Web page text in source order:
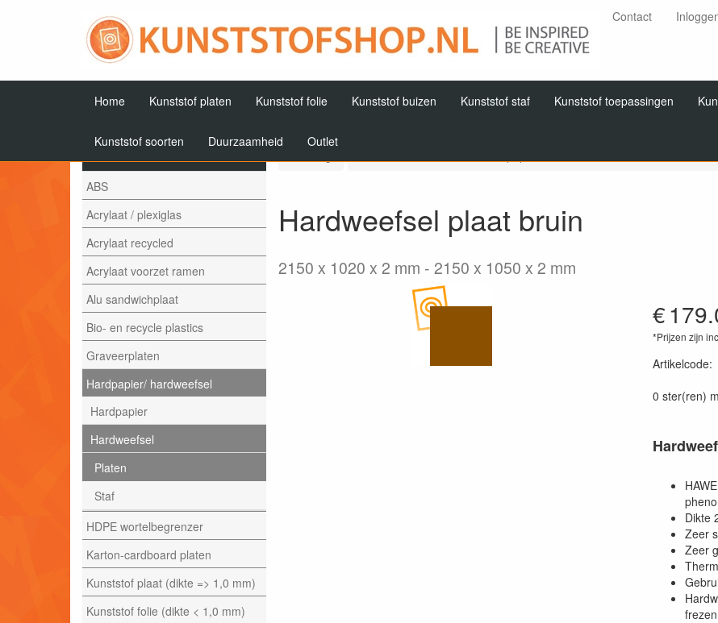
Contact
Home Kunststof platen Kunststof folie Kunststof buizen Kunststof staf Kunststof toepassingen
Kunststof soorten Duurzaamheid Outlet
ABS
Acrylaat / plexiglas
Acrylaat recycled
Acrylaat voorzet ramen
Alu sandwichplaat
Bio- en recycle plastics
Graveerplaten
Hardpapier/ hardweefsel
Hardpapier
Hardweefsel
Platen
Staf
HDPE wortelbegrenzer
Karton-cardboard platen
Kunststof plaat (dikte => 1,0 mm)
Kunststof folie (dikte < 1,0 mm)
Hardweefsel plaat bruin
2150 x 1020 x 2 mm 2150 x 1050 x 2 mm
€
*Prijzen zijn
Artikelcode:
0 ster(ren)
Dikte
Zeer
Zeer